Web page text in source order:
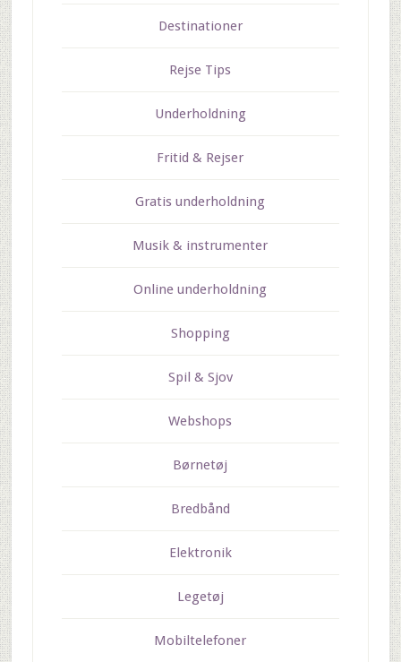
Destinationer
Rejse Tips
Underholdning
Fritid & Rejser
Gratis underholdning
Musik & instrumenter
Online underholdning
Shopping
Spil & Sjov
Webshops
Børnetøj
Bredbånd
Elektronik
Legetøj
Mobiltelefoner